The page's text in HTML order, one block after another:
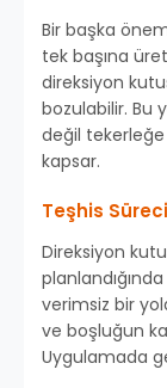
Bir başka
tek başına
direksiyon
bozulabilir. Bu
değil
kapsar.
Teşhis
Direksiyon
verimsiz bir
ve boşluğun
Uygulamada